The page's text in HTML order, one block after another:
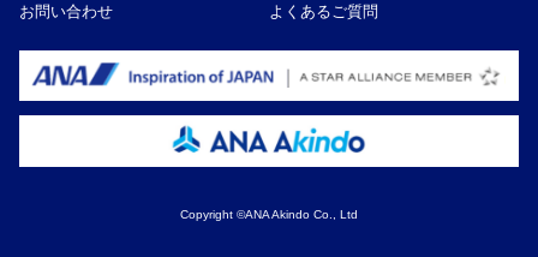
お問い合わせ
よくあるご質問
Copyright ©ANA Akindo Co., Ltd